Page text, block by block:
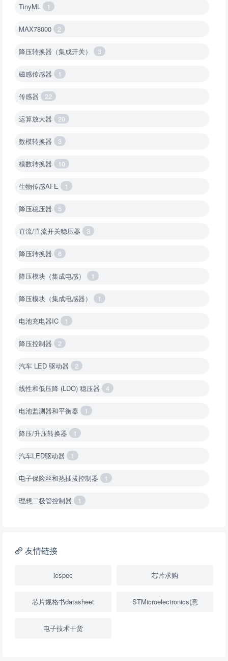
TinyML 1
MAX78000 2
降压转换器（集成开关） 3
磁感传感器 1
传感器 22
运算放大器 20
数模转换器 3
模数转换器 10
生物传感AFE 1
降压稳压器 5
直流/直流开关稳压器 3
降压转换器 6
降压模块（集成电感） 1
降压模块（集成电感器） 1
电池充电器IC 1
降压控制器 2
汽车 LED 驱动器 2
线性和低压降 (LDO) 稳压器 4
电池监测器和平衡器 1
降压/升压转换器 1
汽车LED驱动器 1
电子保险丝和热插拔控制器 1
理想二极管控制器 1
降压转换器（继承开关）
USB隔离器 1
友情链接
icspec 芯片求购
芯片规格书datasheet STMicroelectronics(意
电子技术干货